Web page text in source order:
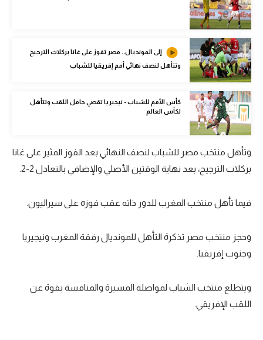
ركن الألعاب
أقسام خاصة
Gamers
ميركاتو
تحقيق في الجول
كويز في الجول
فيديو في الجول
إلى المونديال.. مصر تفوز على غانا بركلات الترجيح
وتتأهل لنصف نهائي أمم إفريقيا للشباب
كأس الأمم للشباب - نيجيريا تقصي حامل اللقب وتتأهل
لكأس العالم
وتأهل منتخب مصر للشباب لنصف النهائي بعد الفوز المثير على غانا
بركلات الترجيح، بعد نهاية الوقتين الأصلي والإضافي بالتعادل 2-2.
فيما تأهل منتخب المغرب للدور ذاته عقب فوزه على سيراليون.
وحجز منتخب مصر تذكرة التأهل للمونديال رفقة المغرب ونيجيريا
وجنوب إفريقيا.
ويتطلع منتخب الشباب لمواصلة المسيرة والمنافسة بقوة عن
اللقب الإفريقي.